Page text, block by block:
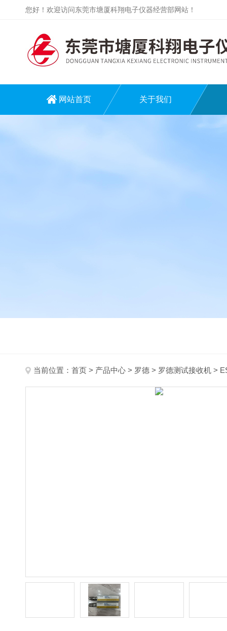
您好！欢迎访问东莞市塘厦科翔电子仪器经营部网站！
网站首页 关于我们
当前位置： 首页 > 产品中心 > 罗德 > 罗德测试接收机 >